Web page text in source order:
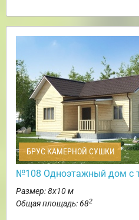
БРУС КАМЕРНОЙ СУШКИ
№108 Одноэтажный дом с
Размер: 8х10 м
Общая площадь: 682